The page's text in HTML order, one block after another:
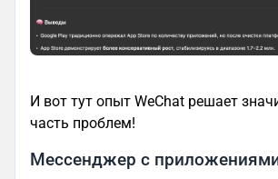
И вот тут опыт WeChat решает
часть проблем!
Мессенджер с